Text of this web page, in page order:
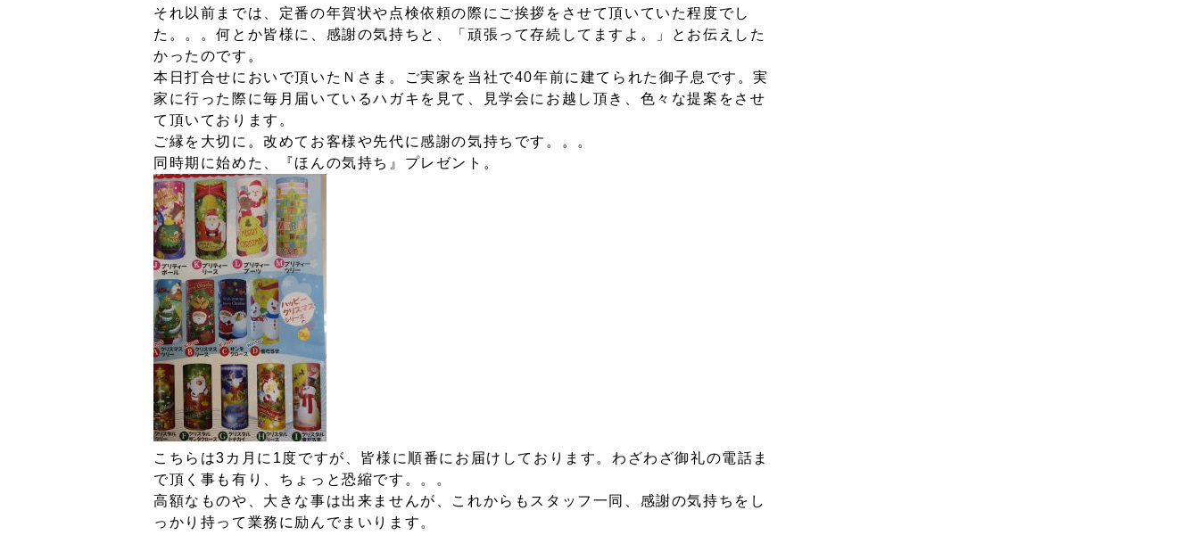
それ以前までは、定番の年賀状や点検依頼の際にご挨拶をさせて頂いていた程度でし
た。。。何とか皆様に、感謝の気持ちと、「頑張って存続してますよ。」とお伝えした
かったのです。
本日打合せにおいで頂いたＮさま。ご実家を当社で40年前に建てられた御子息です。実
家に行った際に毎月届いているハガキを見て、見学会にお越し頂き、色々な提案をさせ
て頂いております。
ご縁を大切に。改めてお客様や先代に感謝の気持ちです。。。
同時期に始めた、『ほんの気持ち』プレゼント。
こちらは3カ月に1度ですが、皆様に順番にお届けしております。わざわざ御礼の電話ま
で頂く事も有り、ちょっと恐縮です。。。
高額なものや、大きな事は出来ませんが、これからもスタッフ一同、感謝の気持ちをし
っかり持って業務に励んでまいります。